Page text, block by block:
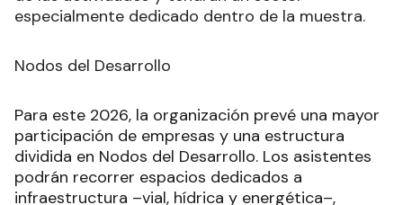
especialmente dedicado dentro de la muestra.
Nodos del Desarrollo
Para este 2026, la organización prevé una mayor
participación de empresas y una estructura
dividida en Nodos del Desarrollo. Los asistentes
podrán recorrer espacios dedicados a
infraestructura –vial, hídrica y energética–,